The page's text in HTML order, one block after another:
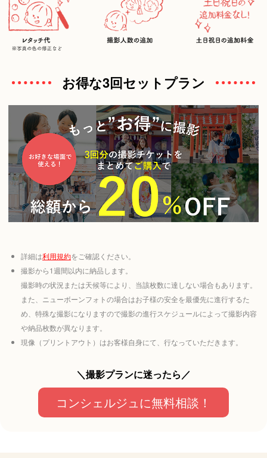
お得な3回セットプラン
詳細は利用規約をご確認ください。
撮影から1週間以内に納品します。
撮影時の状況または天候等により、当該枚数に達しない場合もあります。
また、ニューボーンフォトの場合はお子様の安全を最優先に進行するた
め、特殊な撮影になりますので撮影の進行スケジュールによって撮影内容
や納品枚数が異なります。
現像（プリントアウト）はお客様自身にて、行なっていただきます。
＼撮影プランに迷ったら／
コンシェルジュに無料相談！